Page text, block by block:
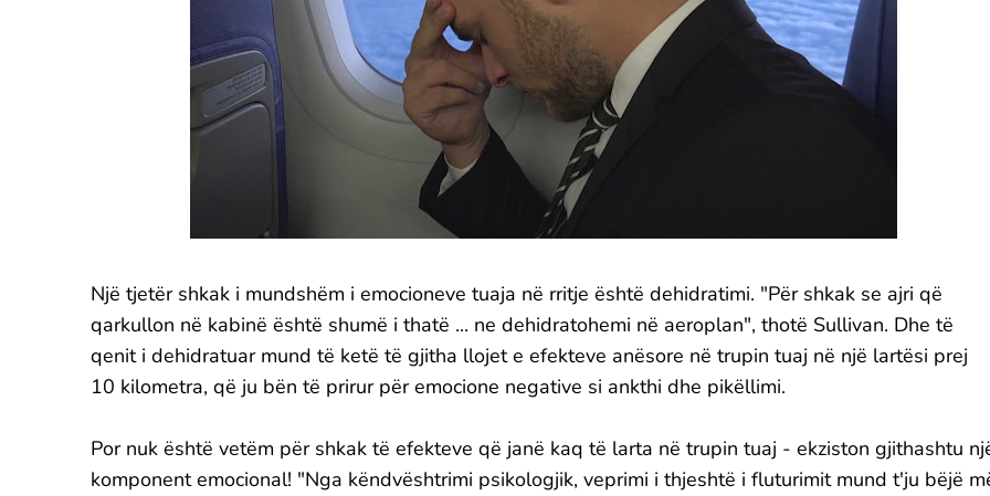
Një tjetër shkak i mundshëm i emocioneve tuaja në rritje është dehidratimi. "Për shkak se ajri që
qarkullon në kabinë është shumë i thatë ... ne dehidratohemi në aeroplan", thotë Sullivan. Dhe të
qenit i dehidratuar mund të ketë të gjitha llojet e efekteve anësore në trupin tuaj në një lartësi prej
10 kilometra, që ju bën të prirur për emocione negative si ankthi dhe pikëllimi.
Por nuk është vetëm për shkak të efekteve që janë kaq të larta në trupin tuaj - ekziston gjithashtu
komponent emocional! "Nga këndvështrimi psikologjik, veprimi i thjeshtë i fluturimit mund t'ju bëjë